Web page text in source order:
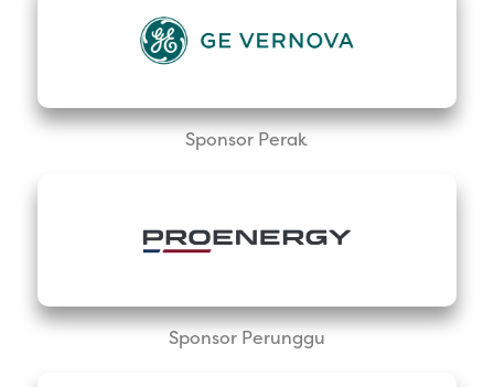
Sponsor Perak
Sponsor Perunggu